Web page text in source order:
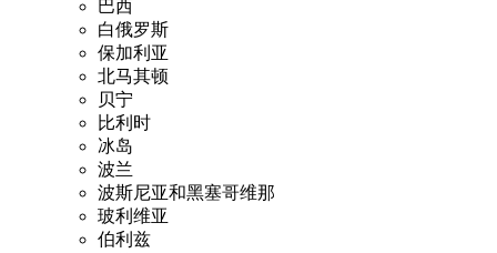
巴西
白俄罗斯
保加利亚
北马其顿
贝宁
比利时
冰岛
波兰
波斯尼亚和黑塞哥维那
玻利维亚
伯利兹